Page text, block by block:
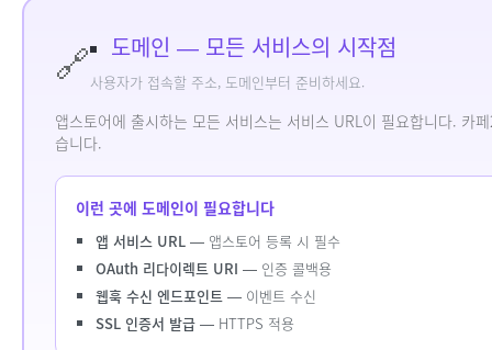
🔗 도메인 — 모든 서비스의 시작점
사용자가 접속할 주소, 도메인부터 준비하세요.
앱스토어에 출시하는 모든 서비스는 서비스 URL이 필요합니다.
습니다.
이런 곳에 도메인이 필요합니다
앱 서비스 URL — 앱스토어 등록 시 필수
OAuth 리다이렉트 URI — 인증 콜백용
웹훅 수신 엔드포인트 — 이벤트 수신
SSL 인증서 발급 — HTTPS 적용